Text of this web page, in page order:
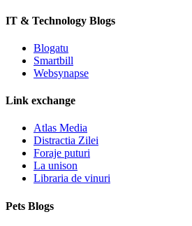
IT & Technology Blogs
Blogatu
Smartbill
Websynapse
Link exchange
Atlas Media
Distractia Zilei
Foraje puturi
La unison
Libraria de vinuri
Pets Blogs